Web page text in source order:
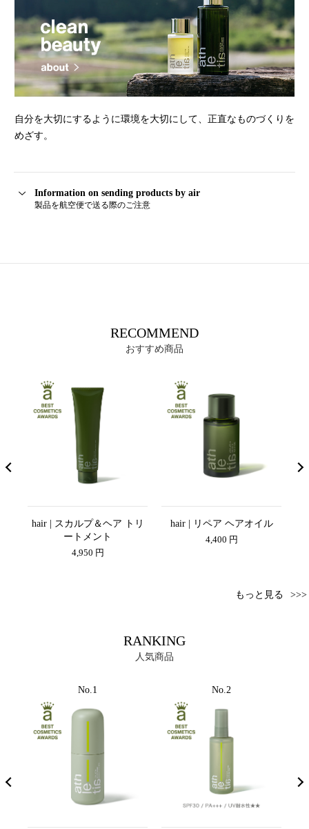
自分を大切にするように環境を大切にして、正直なものづくりを
めざす。
Information on sending products by air
製品を航空便で送る際のご注意
RECOMMEND
おすすめ商品
hair | スカルプ＆ヘア トリ
ートメント
4,950 円
hair | リペア ヘアオイル
4,400 円
もっと見る
RANKING
人気商品
No.1 No.2